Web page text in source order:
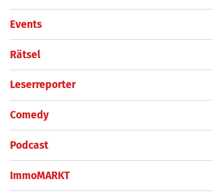
Events
Rätsel
Leserreporter
Comedy
Podcast
ImmoMARKT